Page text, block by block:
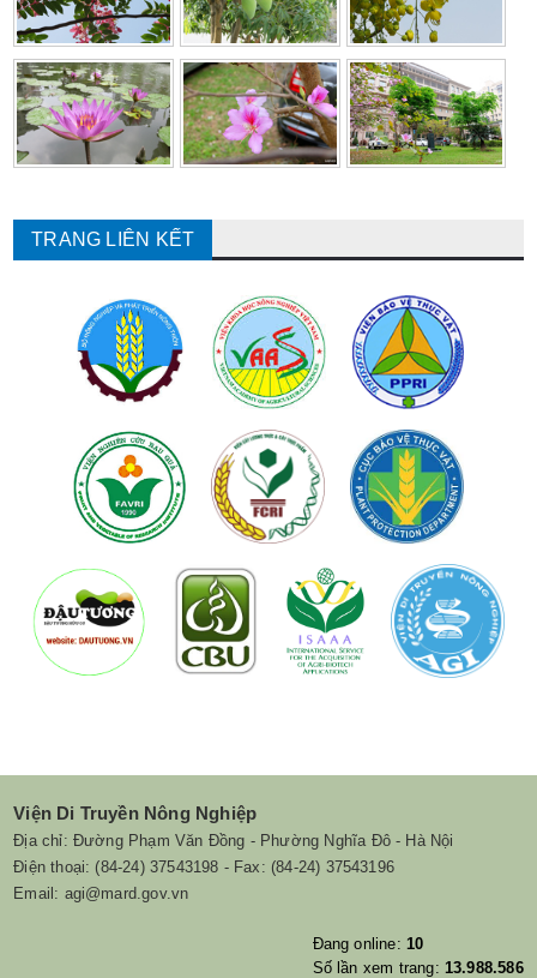
TRANG LIÊN KẾT
Viện Di Truyền Nông Nghiệp
Địa chỉ: Đường Phạm Văn Đồng - Phường Nghĩa Đô - Hà Nội
Điện thoại: (84-24) 37543198 - Fax: (84-24) 37543196
Email: agi@mard.gov.vn
Đang online: 10
Số lần xem trang: 13.988.586